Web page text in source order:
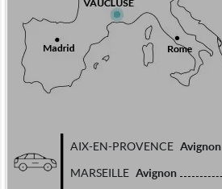
AIX-EN-PROVENCE Avignon
MARSEILLE Avignon